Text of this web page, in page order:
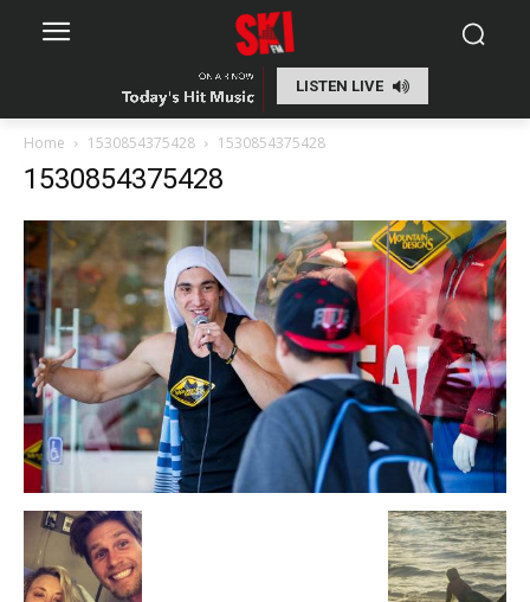
LISTEN LIVE
Home 1530854375428 1530854375428
1530854375428